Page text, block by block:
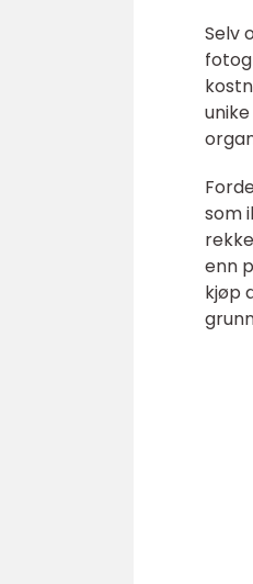
Selv
som
enn
kjøp